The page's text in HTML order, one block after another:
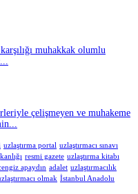
muhakkak olumlu
çelişmeyen ve muhakeme
uzlaştırma portal uzlaştırmacı sınavı
resmi gazete uzlaştırma kitabı
apaydın adalet uzlaştırmacılık
olmak İstanbul Anadolu